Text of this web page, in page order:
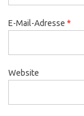
E-Mail-Adresse *
Website